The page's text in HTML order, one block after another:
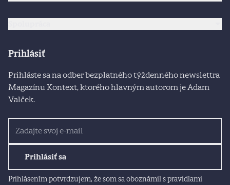
Prihlásiť
Prihláste sa na odber bezplatného týždenného newslettra
Magazínu Kontext, ktorého hlavným autorom je Adam
Valček.
Prihlásiť sa
Prihlásením potvrdzujem, že som sa oboznámil s pravidlami